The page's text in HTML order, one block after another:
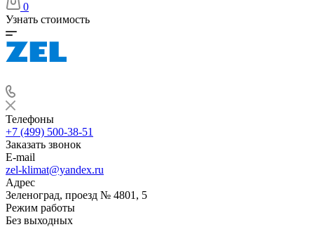
0
Узнать стоимость
Телефоны
+7 (499) 500-38-51
Заказать звонок
E-mail
zel-klimat@yandex.ru
Адрес
Зеленоград, проезд № 4801, 5
Режим работы
Без выходных